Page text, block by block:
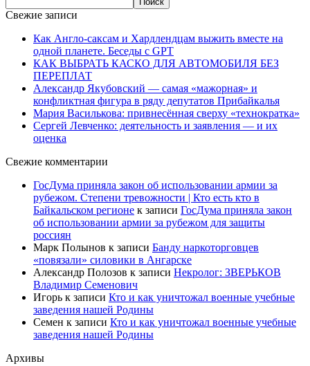
Свежие записи
Как Англо-саксам и Хардлендцам выжить вместе на
одной планете. Беседы с GPT
КАК ВЫБРАТЬ КАСКО ДЛЯ АВТОМОБИЛЯ БЕЗ
ПЕРЕПЛАТ
Александр Якубовский — самая «мажорная» и
конфликтная фигура в ряду депутатов Прибайкалья
Мария Василькова: привнесённая сверху «технократка»
Сергей Левченко: деятельность и заявления — и их
оценка
Свежие комментарии
ГосДума приняла закон об использовании армии за
рубежом. Степени тревожности | Кто есть кто в
Байкальском регионе к записи ГосДума приняла закон
об использовании армии за рубежом для защиты
россиян
Марк Полынов к записи Банду наркоторговцев
«повязали» силовики в Ангарске
Александр Полозов к записи Некролог: ЗВЕРЬКОВ
Владимир Семенович
Игорь к записи Кто и как уничтожал военные учебные
заведения нашей Родины
Семен к записи Кто и как уничтожал военные учебные
заведения нашей Родины
Архивы